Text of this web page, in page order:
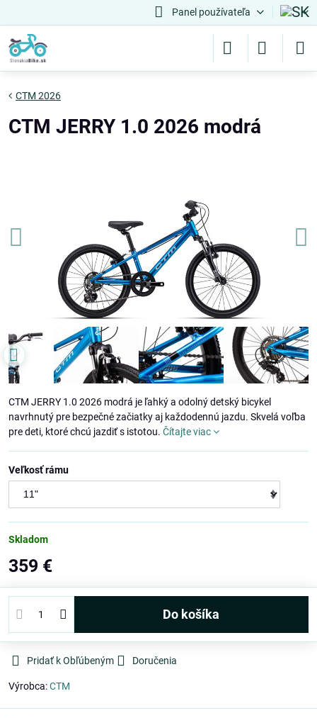
Panel používateľa
CTM 2026
CTM JERRY 1.0 2026 modrá
CTM JERRY 1.0 2026 modrá je ľahký a odolný detský bicykel
navrhnutý pre bezpečné začiatky aj každodennú jazdu. Skvelá voľba
pre deti, ktoré chcú jazdiť s istotou. Čítajte viac
Veľkosť rámu
Skladom
359 €
Do košíka
Pridať k Obľúbeným Doručenia
Výrobca:CTM